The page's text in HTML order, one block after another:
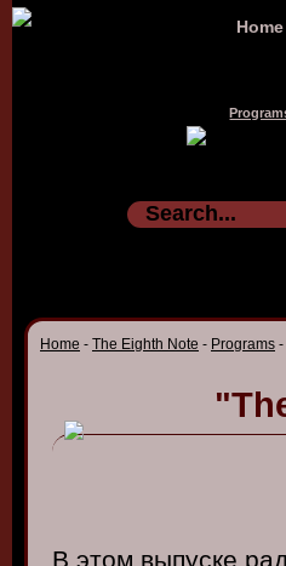
Home
Home - The Eighth Note - Programs -
В этом выпуске